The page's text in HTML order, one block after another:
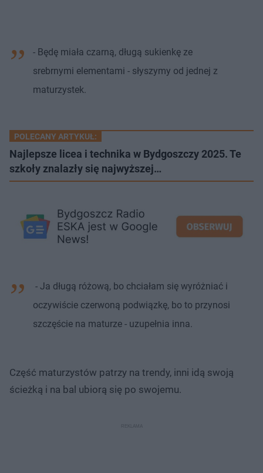
- Będę miała czarną, długą sukienkę ze
srebrnymi elementami - słyszymy od jednej z
maturzystek.
POLECANY ARTYKUŁ:
Najlepsze licea i technika w Bydgoszczy 2025. Te
szkoły znalazły się najwyższej…
- Ja długą różową, bo chciałam się wyróżniać i
oczywiście czerwoną podwiązkę, bo to przynosi
szczęście na maturze - uzupełnia inna.
Część maturzystów patrzy na trendy, inni idą swoją
ścieżką i na bal ubiorą się po swojemu.